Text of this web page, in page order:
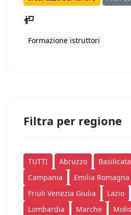
Formazione istruttori
Filtra per regione
TUTTI Abruzzo Basilicata
Campania
Emilia Romagna
Friuli Venezia Giulia
Lazio
Lombardia
Marche